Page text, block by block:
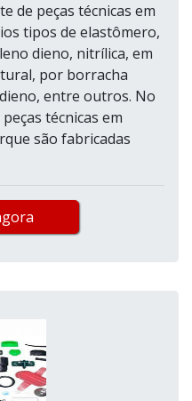
de peças técnicas em
tipos de elastômero,
dieno, nitrílica, em
por borracha
entre outros. No
técnicas em
são fabricadas